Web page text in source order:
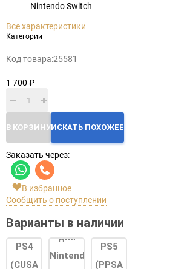
Nintendo Switch
Все характеристики
Категории
Код товара:25581
1 700 ₽
В КОРЗИНУИСКАТЬ ПОХОЖЕЕ
Заказать через:
В избранное
Сообщить о поступлении
Варианты в наличии